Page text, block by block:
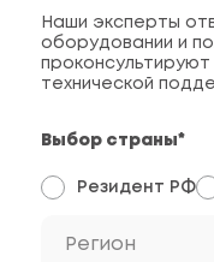
Наши эксперты
оборудовании и
технической
Выбор страны*
Резидент РФ
Регион